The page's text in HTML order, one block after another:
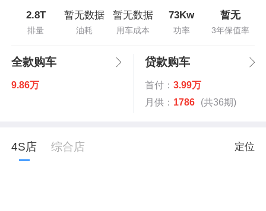
2.8T
排量
暂无数据
油耗
暂无数据
用车成本
73Kw
功率
暂无
3年保值率
全款购车
9.86万
贷款购车
首付： 3.99万
月供： 1786 (共36期)
4S店 综合店 定位